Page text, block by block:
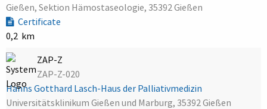
Gießen, Sektion Hämostaseologie, 35392 Gießen
Certificate
0,2 km
ZAP-Z
ZAP-Z-020
Hanns Gotthard Lasch-Haus der Palliativmedizin
Universitätsklinikum Gießen und Marburg, 35392 Gießen